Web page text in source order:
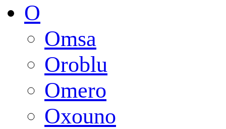
O
Omsa
Oroblu
Omero
Oxouno